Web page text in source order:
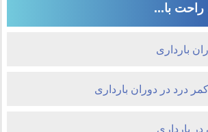
راحت با...
بارداری
درد در دوران بارداری
در بارداری